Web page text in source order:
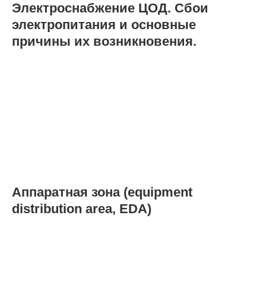
Электроснабжение ЦОД. Сбои
электропитания и основные
причины их возникновения.
Аппаратная зона (equipment
distribution area, EDA)